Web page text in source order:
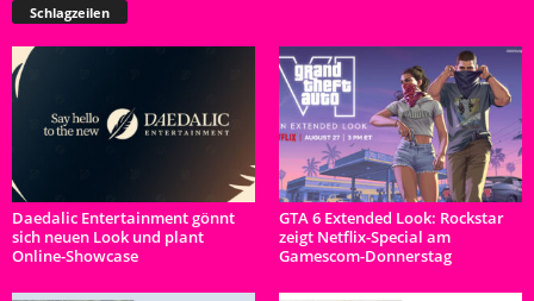
Schlagzeilen
Daedalic Entertainment gönnt
sich neuen Look und plant
Online-Showcase
GTA 6 Extended Look: Rockstar
zeigt Netflix-Special am
Gamescom-Donnerstag